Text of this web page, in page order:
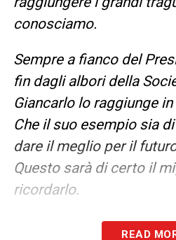
conosciamo.
Sempre a fianco del
fin dagli albori della
Giancarlo lo raggiunge
Che il suo esempio sia
dare il meglio per il
Questo sarà di certo il
ricordarlo.
»
READ